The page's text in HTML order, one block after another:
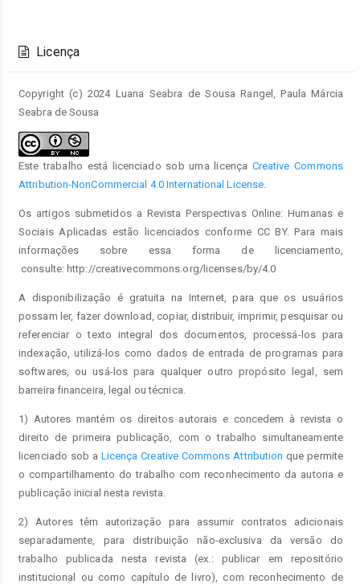
do
artigo
Licença
Copyright (c) 2024 Luana Seabra de Sousa Rangel, Paula Márcia
Seabra de Sousa
Este trabalho está licenciado sob uma licença Creative Commons
Attribution-NonCommercial 4.0 International License
Os artigos submetidos a Revista Perspectivas Online: Humanas e
Sociais Aplicadas estão licenciados conforme CC BY. Para mais
informações sobre essa forma de licenciamento,
consulte: http://creativecommons.org/licenses/by/4.0
A disponibilização é gratuita na Internet, para que os usuários
possam ler, fazer download, copiar, distribuir, imprimir, pesquisar ou
referenciar o texto integral dos documentos, processá-los para
indexação, utilizá-los como dados de entrada de programas para
softwares, ou usá-los para qualquer outro propósito legal, sem
barreira financeira, legal ou técnica.
1) Autores mantém os direitos autorais e concedem à revista o
direito de primeira publicação, com o trabalho simultaneamente
licenciado sob a Licença Creative Commons Attribution que permite
o compartilhamento do trabalho com reconhecimento da autoria e
publicação inicial nesta revista.
2) Autores têm autorização para assumir contratos adicionais
separadamente, para distribuição não-exclusiva da versão do
trabalho publicada nesta revista (ex.: publicar em repositório
institucional ou como capítulo de livro), com reconhecimento de